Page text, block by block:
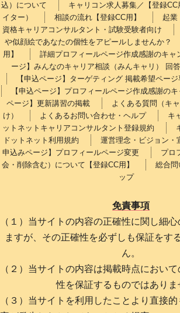
込）について
キャリコン求人募集／【登録
イター）
相談の流れ【登録CC用】 起業
資格キャリアコンサルタント・試験受験者向け
や似顔絵であなたの個性をアピールしませんか？
用】
詳細プロフィールページ作成感謝のキャ
ージ】みんなのキャリア相談（みんキャリ） 回
【申込ページ】ターゲティング 掲載希望ペー
【申込ページ】プロフィールページ作成感謝の
ページ】更新講習の掲載
よくある質問（キ
け）
よくあるお問い合わせ・ヘルプ
キ
ットネットキャリアコンサルタント登録規約
ドットネット利用規約
運営理念・ビジョン・
申込みページ】プロフィールページ変更
プロ
会・削除含む）について【登録CC用】
総合問
ップ
免責事項
（１）当サイトの内容の正確性に関し細
ますが、その正確性を必ずしも保証をす
ん。
（２）当サイトの内容は掲載時点におい
性を保証するものではありま
（３）当サイトを利用したことより直接